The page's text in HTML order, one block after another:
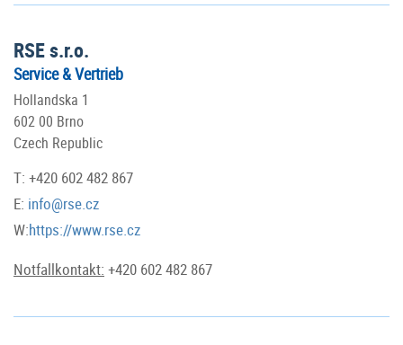
RSE s.r.o.
Service & Vertrieb
Hollandska 1
602 00 Brno
Czech Republic
T: +420 602 482 867
E: info@rse.cz
W:https://www.rse.cz
Notfallkontakt: +420 602 482 867